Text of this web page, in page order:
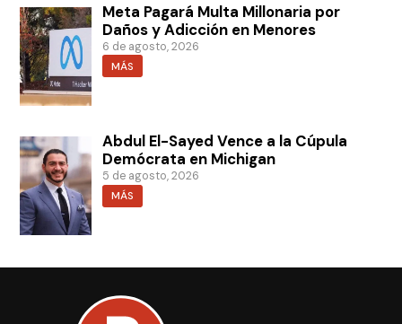
Meta Pagará Multa Millonaria por
Daños y Adicción en Menores
6 de agosto, 2026
MÁS
Abdul El-Sayed Vence a la Cúpula
Demócrata en Michigan
5 de agosto, 2026
MÁS